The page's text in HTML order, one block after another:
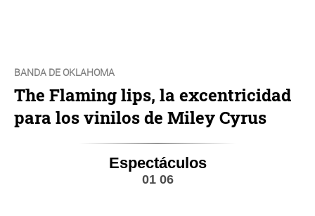
BANDA DE OKLAHOMA
The Flaming lips, la excentricidad
para los vinilos de Miley Cyrus
Espectáculos
01 06